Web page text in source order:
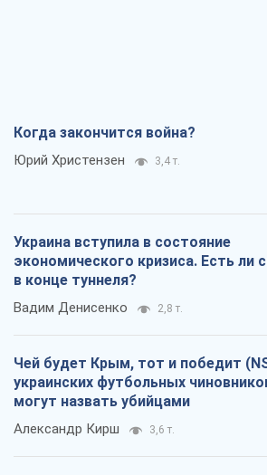
Когда закончится война?
Юрий Христензен 3,4 т.
Украина вступила в состояние
экономического кризиса. Есть ли
в конце туннеля?
Вадим Денисенко 2,8 т.
Чей будет Крым, тот и победит
украинских футбольных
могут назвать убийцами
Александр Кирш 3,6 т.